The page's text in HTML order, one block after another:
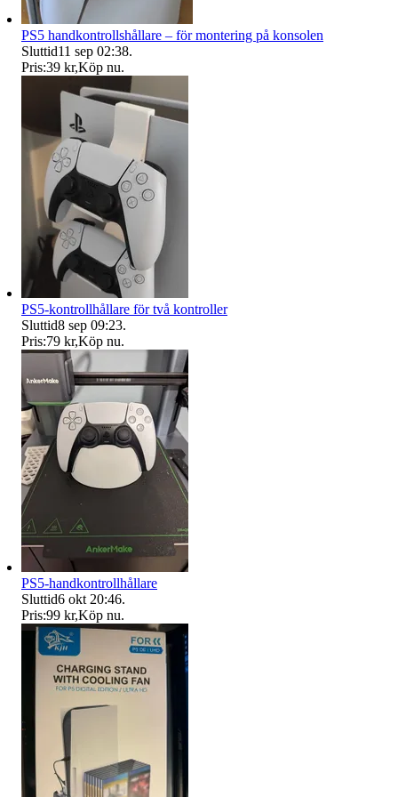
PS5 handkontrollshållare – för montering på konsolen
Sluttid11 sep 02:38.
Pris:39 kr,Köp nu.
PS5-kontrollhållare för två kontroller
Sluttid8 sep 09:23.
Pris:79 kr,Köp nu.
PS5-handkontrollhållare
Sluttid6 okt 20:46.
Pris:99 kr,Köp nu.